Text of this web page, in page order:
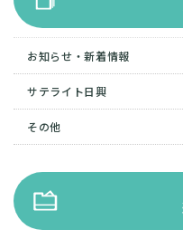
お知らせ・新着情報
サテライト日興
その他